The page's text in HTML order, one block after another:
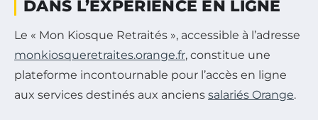
DANS L’EXPÉRIENCE EN LIGNE
Le « Mon Kiosque Retraités », accessible à l’adresse
monkiosqueretraites.orange.fr, constitue une
plateforme incontournable pour l’accès en ligne
aux services destinés aux anciens salariés Orange.